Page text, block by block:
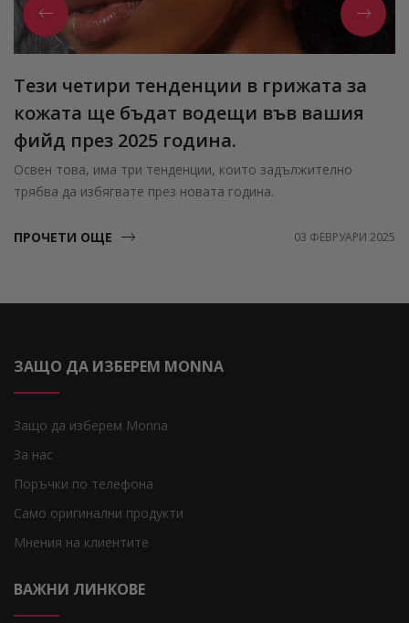
Тези четири тенденции в грижата за
кожата ще бъдат водещи във вашия
фийд през 2025 година.
Освен това, има три тенденции, които задължително
трябва да избягвате през новата година.
ПРОЧЕТИ ОЩЕ 03 ФЕВРУАРИ 2025
ЗАЩО ДА ИЗБЕРЕМ MONNA
Защо да изберем Monna
За нас
Поръчки по телефона
Само оригинални продукти
Мнения на клиентите
ВАЖНИ ЛИНКОВЕ